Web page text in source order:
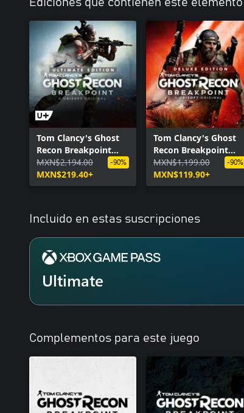
Ediciones que contienen este elemento
Tom Clancy's Ghost
Recon Breakpoint
Ultimate Edition
MXN$2,194.00
MXN$219.40+
-90%
Tom Clancy's Ghost
Recon Breakpoint
Deluxe Edition
MXN$1,199.00
MXN$119.90+
-90%
Incluido en estas suscripciones
Ultimate
Complementos para este juego